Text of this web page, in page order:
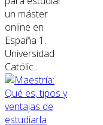
un máster
online en
España 1.
Universidad
Católic...